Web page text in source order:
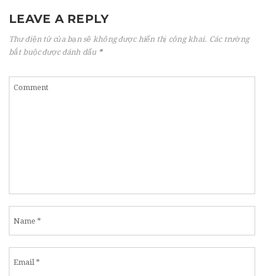
LEAVE A REPLY
Thư điện tử của bạn sẽ không được hiển thị công khai. Các trường
bắt buộc được đánh dấu *